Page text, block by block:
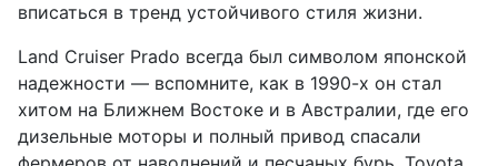
вписаться в тренд устойчивого стиля жизни.
Land Cruiser Prado всегда был символом японской
надежности — вспомните, как в 1990-х он стал
хитом на Ближнем Востоке и в Австралии, где его
дизельные моторы и полный привод спасали